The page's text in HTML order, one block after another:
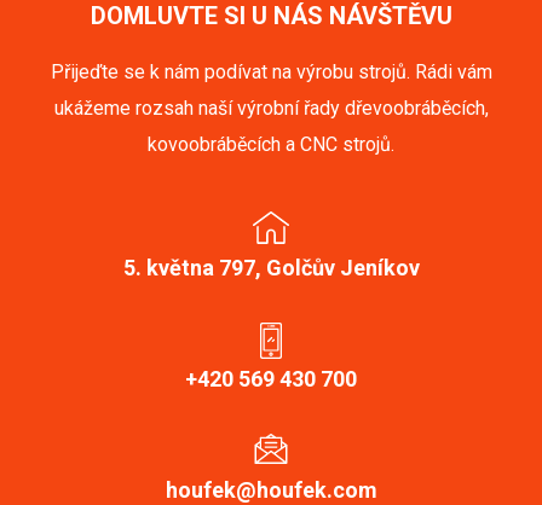
DOMLUVTE SI U NÁS NÁVŠTĚVU
Přijeďte se k nám podívat na výrobu strojů. Rádi vám
ukážeme rozsah naší výrobní řady dřevoobráběcích,
kovoobráběcích a CNC strojů.
5. května 797, Golčův Jeníkov
+420 569 430 700
houfek@houfek.com